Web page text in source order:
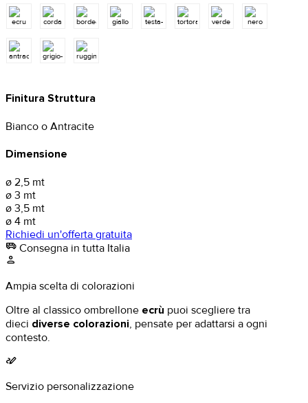
Finitura Struttura
Bianco o Antracite
Dimensione
ø 2,5 mt
ø 3 mt
ø 3,5 mt
ø 4 mt
Richiedi un'offerta gratuita
airport_shuttle Consegna in tutta Italia
person
Ampia scelta di colorazioni
Oltre al classico ombrellone ecrù puoi scegliere tra
dieci diverse colorazioni, pensate per adattarsi a ogni
contesto.
stylus_note
Servizio personalizzazione